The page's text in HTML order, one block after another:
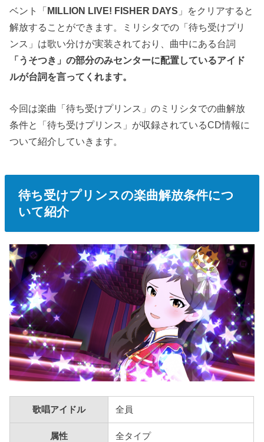
ベント「MILLION LIVE! FISHER DAYS 」をクリアすると
解放することができます。ミリシタでの「待ち受けプリ
ンス」は歌い分けが実装されており、曲中にある台詞
「うそつき」の部分のみセンターに配置しているアイド
ルが台詞を言ってくれます。
今回は楽曲「待ち受けプリンス」のミリシタでの曲解放
条件と「待ち受けプリンス」が収録されているCD情報に
ついて紹介していきます。
待ち受けプリンスの楽曲解放条件につ
いて紹介
歌唱アイドル 全員
属性 全タイプ